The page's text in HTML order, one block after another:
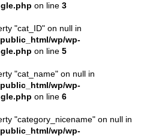
on line 3
"cat_ID" on null in
wp/wp-
on line 5
"cat_name" on null in
wp/wp-
on line 6
"category_nicename" on null in
wp/wp-